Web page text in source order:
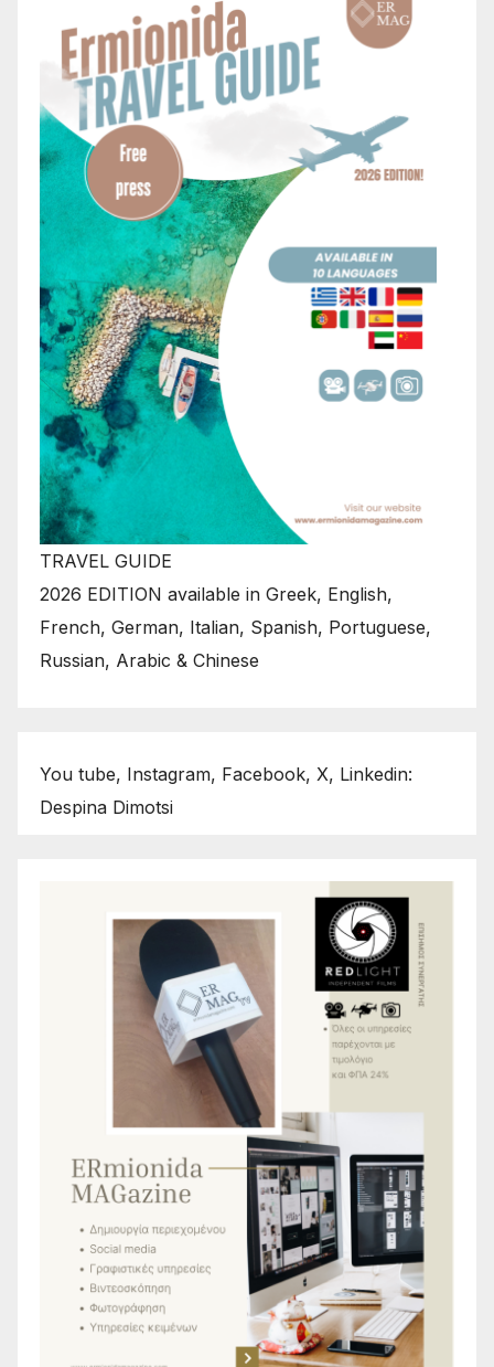
TRAVEL GUIDE
2026 EDITION available in Greek, English,
French, German, Italian, Spanish, Portuguese,
Russian, Arabic & Chinese
You tube, Instagram, Facebook, X, Linkedin:
Despina Dimotsi